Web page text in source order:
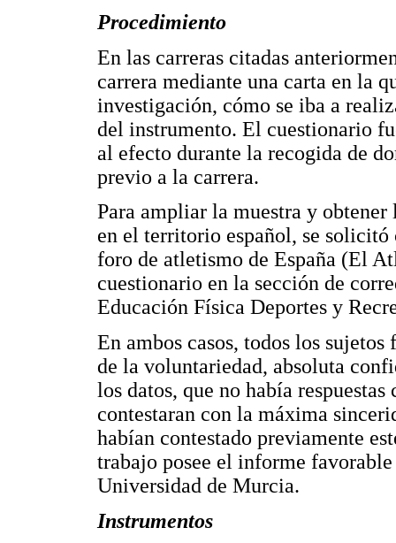
Procedimiento
En las carreras citadas
carrera mediante una carta en la
investigación, cómo se iba a
del instrumento. El cuestionario
al efecto durante la recogida de
previo a la carrera.
Para ampliar la muestra y
en el territorio español, se
foro de atletismo de España (El
cuestionario en la sección de
Educación Física Deportes y
En ambos casos, todos los
de la voluntariedad, absoluta
los datos, que no había
contestaran con la máxima
habían contestado previamente
trabajo posee el informe
Universidad de Murcia.
Instrumentos